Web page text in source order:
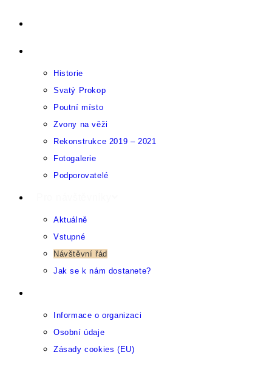
obsahu
Historie
Svatý Prokop
Poutní místo
Zvony na věži
Rekonstrukce 2019 – 2021
Fotogalerie
Podporovatelé
Aktuálně
Vstupné
Návštěvní řád
Jak se k nám dostanete?
Informace o organizaci
Osobní údaje
Zásady cookies (EU)